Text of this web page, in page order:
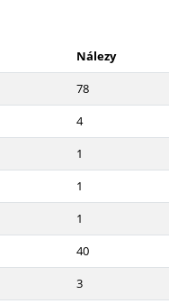
Nálezy
78
4
1
1
1
40
3